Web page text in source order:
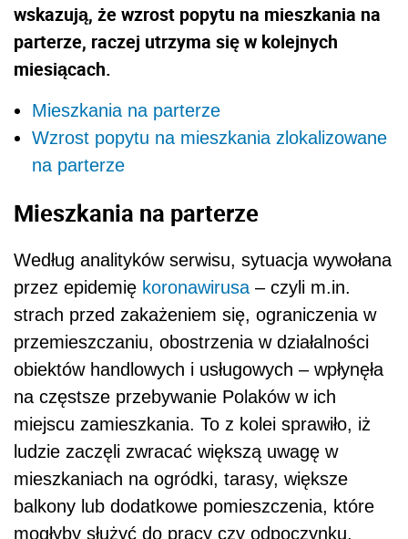
wskazują, że wzrost popytu na mieszkania na
parterze, raczej utrzyma się w kolejnych
miesiącach.
Mieszkania na parterze
Wzrost popytu na mieszkania zlokalizowane
na parterze
Mieszkania na parterze
Według analityków serwisu, sytuacja wywołana
przez epidemię koronawirusa – czyli m.in.
strach przed zakażeniem się, ograniczenia w
przemieszczaniu, obostrzenia w działalności
obiektów handlowych i usługowych – wpłynęła
na częstsze przebywanie Polaków w ich
miejscu zamieszkania. To z kolei sprawiło, iż
ludzie zaczęli zwracać większą uwagę w
mieszkaniach na ogródki, tarasy, większe
balkony lub dodatkowe pomieszczenia, które
mogłyby służyć do pracy czy odpoczynku.